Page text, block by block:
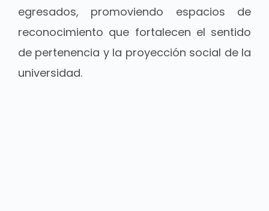
egresados, promoviendo espacios de
reconocimiento que fortalecen el sentido
de pertenencia y la proyección social de la
universidad.